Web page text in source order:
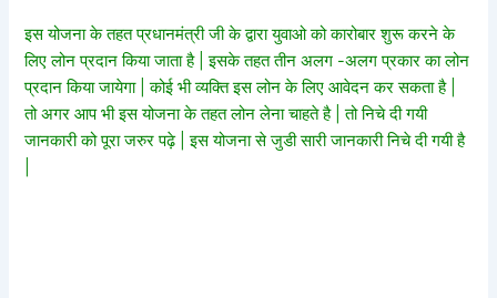
इस योजना के तहत प्रधानमंत्री जी के द्वारा युवाओ को कारोबार शुरू करने के
लिए लोन प्रदान किया जाता है | इसके तहत तीन अलग -अलग प्रकार का लोन
प्रदान किया जायेगा | कोई भी व्यक्ति इस लोन के लिए आवेदन कर सकता है |
तो अगर आप भी इस योजना के तहत लोन लेना चाहते है | तो निचे दी गयी
जानकारी को पूरा जरुर पढ़े | इस योजना से जुडी सारी जानकारी निचे दी गयी है